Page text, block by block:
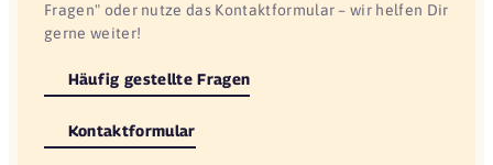
Fragen" oder nutze das Kontaktformular – wir helfen Dir
gerne weiter!
Häufig gestellte Fragen
Kontaktformular